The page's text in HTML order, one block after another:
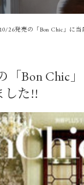
10/26発売の「Bon Chic」に
「Bon Chic
した!!